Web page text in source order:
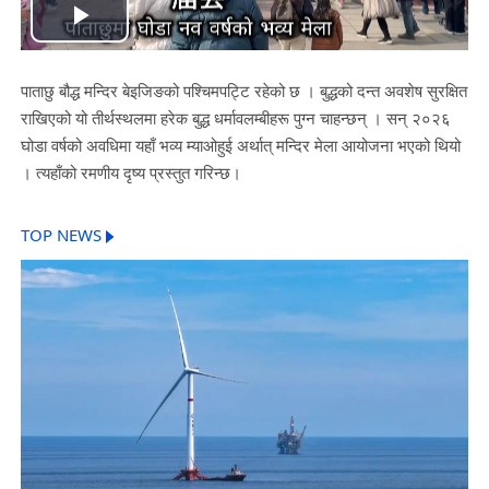
Play
Video
पाताछु बौद्ध मन्दिर बेइजिङको पश्चिमपट्टि रहेको छ । बुद्धको दन्त अवशेष सुरक्षित
राखिएको यो तीर्थस्थलमा हरेक बुद्ध धर्मावलम्बीहरू पुग्न चाहन्छन् । सन् २०२६
घोडा वर्षको अवधिमा यहाँ भव्य म्याओहुई अर्थात् मन्दिर मेला आयोजना भएको थियो
। त्यहाँको रमणीय दृष्य प्रस्तुत गरिन्छ।
TOP NEWS